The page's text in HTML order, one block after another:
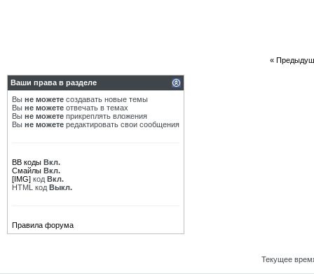
«
Ваши права в разделе
Вы не можете создавать новые темы
Вы не можете отвечать в темах
Вы не можете прикреплять вложения
Вы не можете редактировать свои сообщения
BB коды Вкл.
Смайлы Вкл.
[IMG] код Вкл.
HTML код Выкл.
Правила форума
Текущее